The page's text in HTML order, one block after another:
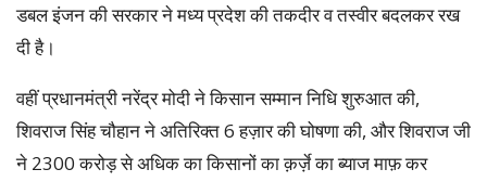
डबल इंजन की सरकार ने मध्य प्रदेश की तकदीर व तस्वीर बदलकर रख
दी है।
वहीं प्रधानमंत्री नरेंद्र मोदी ने किसान सम्मान निधि शुरुआत की,
शिवराज सिंह चौहान ने अतिरिक्त 6 हज़ार की घोषणा की, और शिवराज जी
ने 2300 करोड़ से अधिक का किसानों का क़र्ज़े का ब्याज माफ़ कर